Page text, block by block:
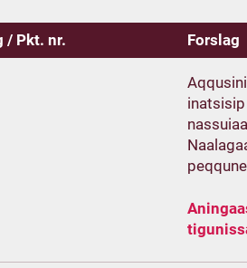
/ Pkt. nr. Forslag